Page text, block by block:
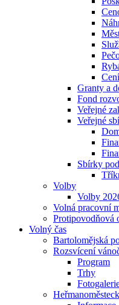
Granty a
Fond
Veřejné
Veřejné
Sbírky
Volby
Volby
Volná pracovní
Protipovodňová
Volný čas
Bartolomějská
Rozsvícení
Program
Trhy